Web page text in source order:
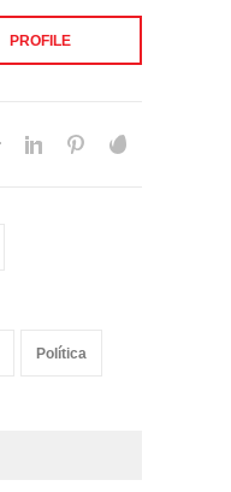
PROFILE
Política